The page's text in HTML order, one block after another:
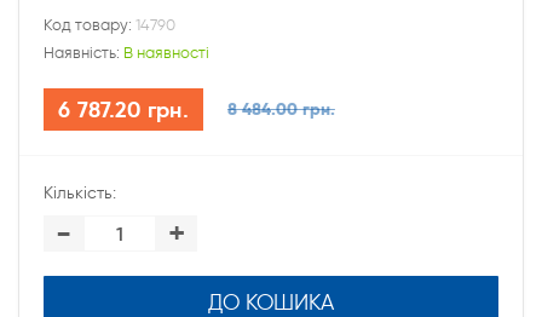
Код товару: 14790
Наявність: В наявності
6 787.20 грн. 8 484.00 грн.
Кількість:
- +
ДО КОШИКА